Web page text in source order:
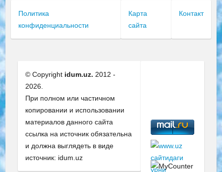
Политика
конфиденциальности
Карта
сайта
Контакт
© Copyright idum.uz. 2012 -
2026.
При полном или частичном
копировании и использовании
материалов данного сайта
ссылка на источник обязательна
и должна выглядеть в виде
источник: idum.uz